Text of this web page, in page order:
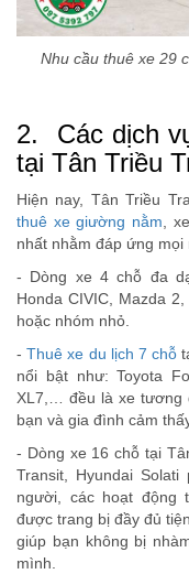
Nhu cầu thuê xe 29
2. Các dịch
tại Tân Triều
Hiện nay, Tân Triều
thuê xe giường nằm,
nhất nhằm đáp ứng
- Dòng xe 4 chỗ đa
Honda CIVIC, Mazda
hoặc nhóm nhỏ.
-Thuê xe du lịch 7 chỗ
nổi bật như: Toyota
XL7,… đều là xe tương
bạn và gia đình cảm
- Dòng xe 16 chỗ tại
Transit, Hyundai
người, các hoạt động
được trang bị đầy đủ
giúp bạn không bị
mình.